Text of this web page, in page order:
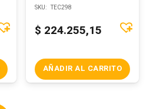
SKU: TEC298
$ 224.255,15
AÑADIR AL CARRITO